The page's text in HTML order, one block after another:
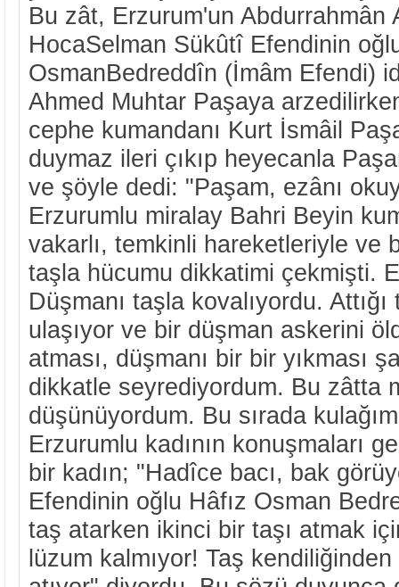
Bu zât, Erzurum'un Abdurrahmân
HocaSelman Sükûtî Efendinin
OsmanBedreddîn (İmâm Efendi)
Ahmed Muhtar Paşaya
cephe kumandanı Kurt İsmâil
duymaz ileri çıkıp heyecanla
ve şöyle dedi: "Paşam, ezânı
Erzurumlu miralay Bahri Beyin
vakarlı, temkinli hareketleriyle ve
taşla hücumu dikkatimi çekmişti.
Düşmanı taşla kovalıyordu.
ulaşıyor ve bir düşman askerini
atması, düşmanı bir bir yıkması
dikkatle seyrediyordum. Bu zâtta
düşünüyordum. Bu sırada
Erzurumlu kadının konuşmaları
bir kadın; "Hadîce bacı, bak
Efendinin oğlu Hâfız Osman
taş atarken ikinci bir taşı atmak
lüzum kalmıyor! Taş